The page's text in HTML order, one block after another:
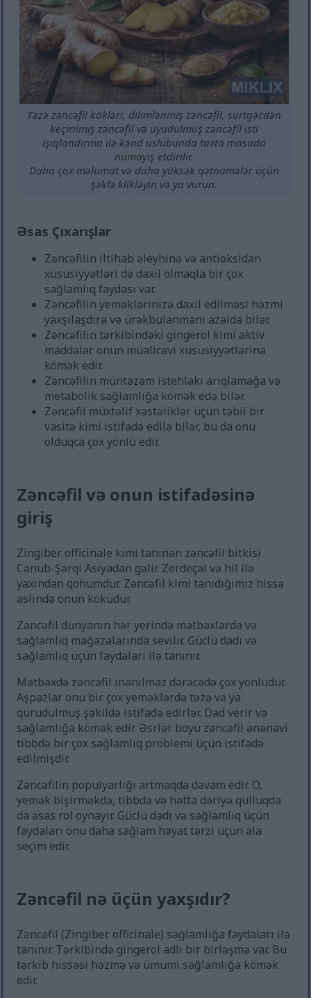
Təzə zəncəfil kökləri, dilimlənmiş zəncəfil, sürtgəcdən
keçirilmiş zəncəfil və üyüdülmüş zəncəfil isti
işıqlandırma ilə kənd üslubunda taxta masada
nümayiş etdirilir.
Daha çox məlumat və daha yüksək qətnamələr üçün
şəklə klikləyin və ya vurun.
Əsas Çıxarışlar
Zəncəfilin iltihab əleyhinə və antioksidan
xüsusiyyətləri də daxil olmaqla bir çox
sağlamlıq faydası var.
Zəncəfilin yeməklərinizə daxil edilməsi həzmi
yaxşılaşdıra və ürəkbulanmanı azalda bilər.
Zəncəfilin tərkibindəki gingerol kimi aktiv
maddələr onun müalicəvi xüsusiyyətlərinə
kömək edir.
Zəncəfilin müntəzəm istehlakı arıqlamağa və
metabolik sağlamlığa kömək edə bilər.
Zəncəfil müxtəlif xəstəliklər üçün təbii bir
vasitə kimi istifadə edilə bilər, bu da onu
olduqca çox yönlü edir.
Zəncəfil və onun istifadəsinə
giriş
Zingiber officinale kimi tanınan zəncəfil bitkisi
Cənub-Şərqi Asiyadan gəlir. Zerdeçal və hil ilə
yaxından qohumdur. Zəncəfil kimi tanıdığımız hissə
əslində onun köküdür.
Zəncəfil dünyanın hər yerində mətbəxlərdə və
sağlamlıq mağazalarında sevilir. Güclü dadı və
sağlamlıq üçün faydaları ilə tanınır.
Mətbəxdə zəncəfil inanılmaz dərəcədə çox yönlüdür.
Aşpazlar onu bir çox yeməklərdə təzə və ya
qurudulmuş şəkildə istifadə edirlər. Dad verir və
sağlamlığa kömək edir. Əsrlər boyu zəncəfil ənənəvi
tibbdə bir çox sağlamlıq problemi üçün istifadə
edilmişdir.
Zəncəfilin populyarlığı artmaqda davam edir. O,
yemək bişirməkdə, tibbdə və hətta dəriyə qulluqda
da əsas rol oynayır. Güclü dadı və sağlamlıq üçün
faydaları onu daha sağlam həyat tərzi üçün əla
seçim edir.
Zəncəfil nə üçün yaxşıdır?
Zəncəfil (Zingiber officinale) sağlamlığa faydaları ilə
tanınır. Tərkibində gingerol adlı bir birləşmə var. Bu
tərkib hissəsi həzmə və ümumi sağlamlığa kömək
edir.